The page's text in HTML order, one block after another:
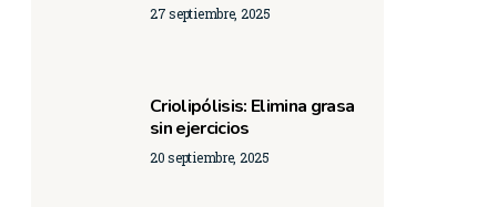
27 septiembre, 2025
Criolipólisis: Elimina grasa
sin ejercicios
20 septiembre, 2025